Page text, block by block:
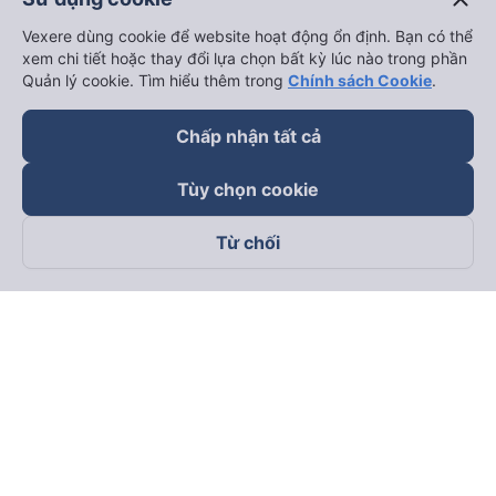
Theo dõi chúng tôi trên
Vexere dùng cookie để website hoạt động ổn định. Bạn có thể
xem chi tiết hoặc thay đổi lựa chọn bất kỳ lúc nào trong phần
Quản lý cookie. Tìm hiểu thêm trong Chính sách Cookie.
Chấp nhận tất cả
Tùy chọn cookie
Từ chối